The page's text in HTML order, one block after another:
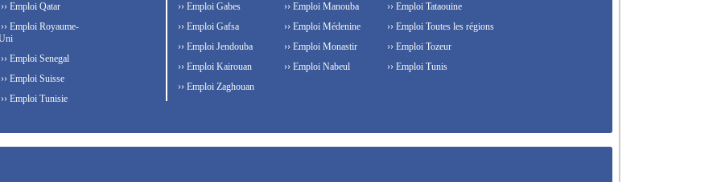
›› Emploi Qatar
›› Emploi Royaume-
›› Emploi Senegal
›› Emploi Suisse
›› Emploi Tunisie
›› Emploi Gabes
›› Emploi Gafsa
›› Emploi Jendouba
›› Emploi Kairouan
›› Emploi Manouba
›› Emploi Médenine
›› Emploi Monastir
›› Emploi Nabeul
›› Emploi Tataouine
›› Emploi Toutes les régions
›› Emploi Tozeur
›› Emploi Tunis
›› Emploi Zaghouan